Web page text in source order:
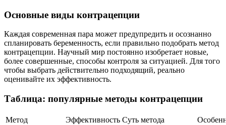
Основные виды контрацепции
Каждая современная пара может предупредить и осознанно
спланировать беременность, если правильно подобрать метод
контрацепции. Научный мир постоянно изобретает новые,
более совершенные, способы контроля за ситуацией. Для того
чтобы выбрать действительно подходящий, реально
оценивайте их эффективность.
Таблица: популярные методы контрацепции
Метод Эффективность Суть метода